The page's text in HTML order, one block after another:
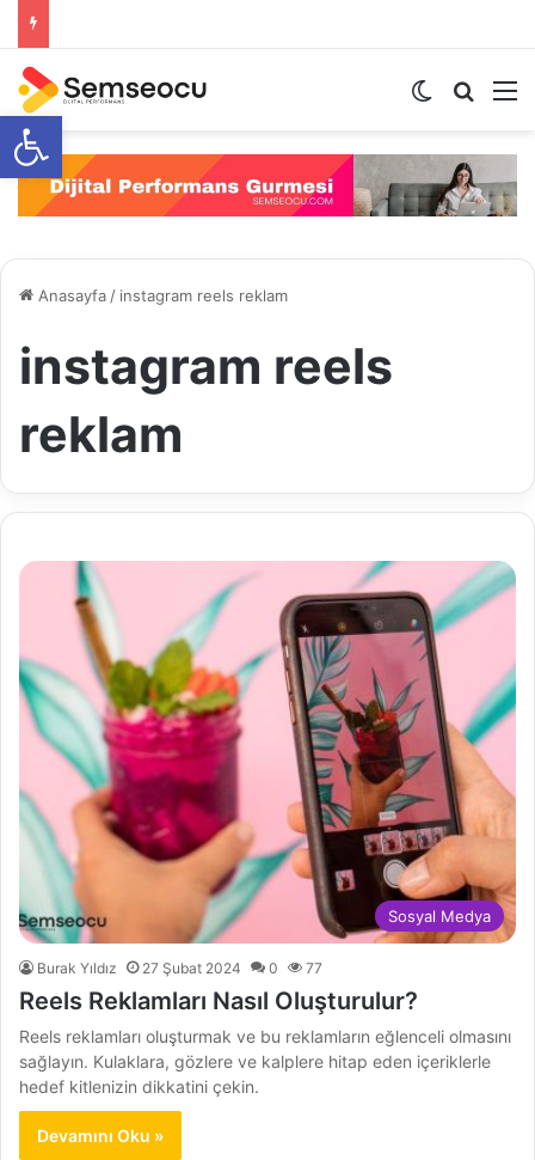
Dış
Anasayfa / instagram reels reklam
instagram reels
reklam
Sosyal Medya
Burak Yıldız 27 Şubat 2024 0 77
Reels Reklamları Nasıl Oluşturulur?
Reels reklamları oluşturmak ve bu reklamların eğlenceli olmasını
sağlayın. Kulaklara, gözlere ve kalplere hitap eden içeriklerle
hedef kitlenizin dikkatini çekin.
Devamını Oku »
Open toolbar